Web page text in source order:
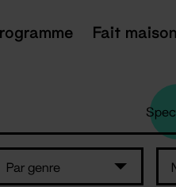
Fait maison
Par genre